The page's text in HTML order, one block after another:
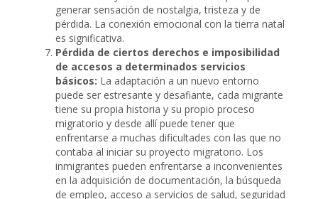
generar sensación de nostalgia, tristeza y de
pérdida. La conexión emocional con la tierra natal
es significativa.
Pérdida de ciertos derechos e imposibilidad
de accesos a determinados servicios
básicos: La adaptación a un nuevo entorno
puede ser estresante y desafiante, cada migrante
tiene su propia historia y su propio proceso
migratorio y desde allí puede tener que
enfrentarse a muchas dificultades con las que no
contaba al iniciar su proyecto migratorio. Los
inmigrantes pueden enfrentarse a inconvenientes
en la adquisición de documentación, la búsqueda
de empleo, acceso a servicios de salud, seguridad